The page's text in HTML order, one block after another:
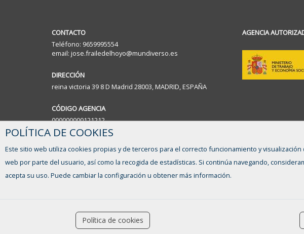
CONTACTO
Teléfono: 9659995554
email: jose.frailedelhoyo@mundiverso.es
DIRECCIÓN
reina victoria 39 8 D Madrid 28003, MADRID, ESPAÑA
CÓDIGO AGENCIA
000000000121212
AGENCIA
Ofertas de empleo
Formación
POLÍTICA DE COOKIES
Este sitio web utiliza cookies propias y de terceros para el correcto funcionamiento y visualización
web por parte del usuario, así como la recogida de estadísticas. Si continúa navegando,
acepta su uso. Puede cambiar la configuración u obtener más información.
Política de cookies